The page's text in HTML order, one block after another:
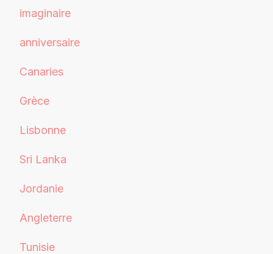
imaginaire
anniversaire
Canaries
Grèce
Lisbonne
Sri Lanka
Jordanie
Angleterre
Tunisie